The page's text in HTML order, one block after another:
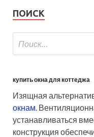
ПОИСК
купить окна для коттеджа
Изящная
окнам.
устанавливаться
конструкция